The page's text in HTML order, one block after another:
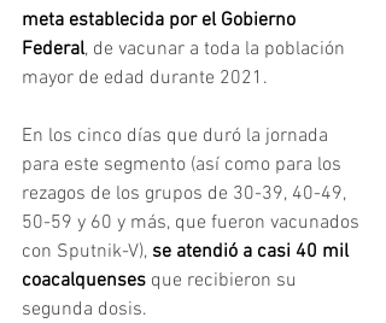
meta establecida por el Gobierno
Federal, de vacunar a toda la población
mayor de edad durante 2021.
En los cinco días que duró la jornada
para este segmento (así como para los
rezagos de los grupos de 30-39, 40-49,
50-59 y 60 y más, que fueron vacunados
con Sputnik-V), se atendió a casi 40 mil
coacalquenses que recibieron su
segunda dosis.